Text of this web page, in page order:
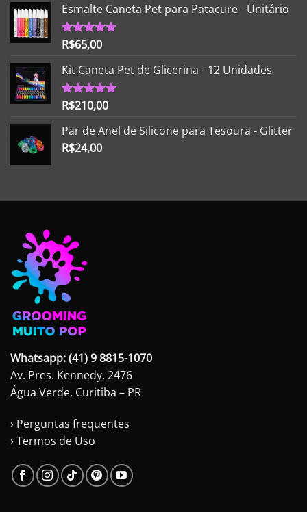
Esmalte Caneta Pet para Patacure - Unitário
Avaliação
R$65,00
Kit Caneta Pet de Glicerina - 12 Unidades
Avaliação
R$210,00
Par de Anel de Silicone para Tesoura - Glitter
R$24,00
Whatsapp: (41) 9 8815-1070
Av. Pres. Kennedy, 2476
Água Verde, Curitiba – PR
› Perguntas frequentes
› Termos de Uso